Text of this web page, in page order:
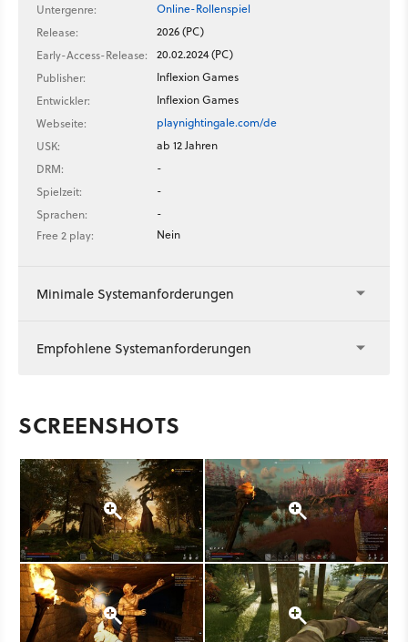
Untergenre:
Online-Rollenspiel
Release:
2026 (PC)
Early-Access-Release:
20.02.2024 (PC)
Publisher:
Inflexion Games
Entwickler:
Inflexion Games
Webseite:
playnightingale.com/de
USK:
ab 12 Jahren
DRM:
-
Spielzeit:
-
Sprachen:
-
Free 2 play:
Nein
Minimale Systemanforderungen
Empfohlene Systemanforderungen
SCREENSHOTS